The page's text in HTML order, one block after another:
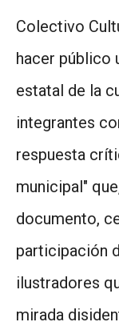
Colectivo
hacer público
estatal de la
integrantes
respuesta
municipal"
documento,
participación
ilustradores
mirada